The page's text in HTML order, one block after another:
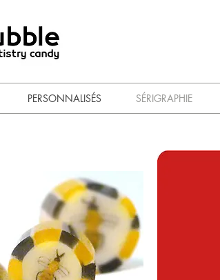
PERSONNALISÉS SÉRIGRAPHIE